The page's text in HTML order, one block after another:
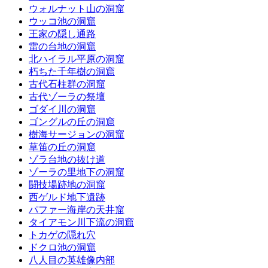
ウォルナット山の洞窟
ウッコ池の洞窟
王家の隠し通路
雷の台地の洞窟
北ハイラル平原の洞窟
朽ちた千年樹の洞窟
古代石柱群の洞窟
古代ゾーラの祭壇
ゴダイ川の洞窟
ゴングルの丘の洞窟
樹海サージョンの洞窟
草笛の丘の洞窟
ゾラ台地の抜け道
ゾーラの里地下の洞窟
闘技場跡地の洞窟
西ゲルド地下遺跡
パファー海岸の天井窟
タイアモン川下流の洞窟
トカゲの隠れ穴
ドクロ池の洞窟
八人目の英雄像内部